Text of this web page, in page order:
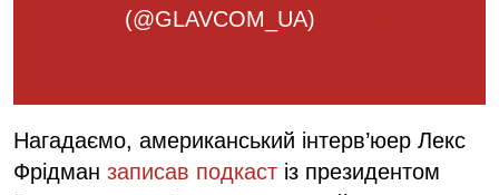
(@GLAVCOM_UA)
Нагадаємо, американський інтерв’юер Лекс
Фрідман записав подкаст із президентом